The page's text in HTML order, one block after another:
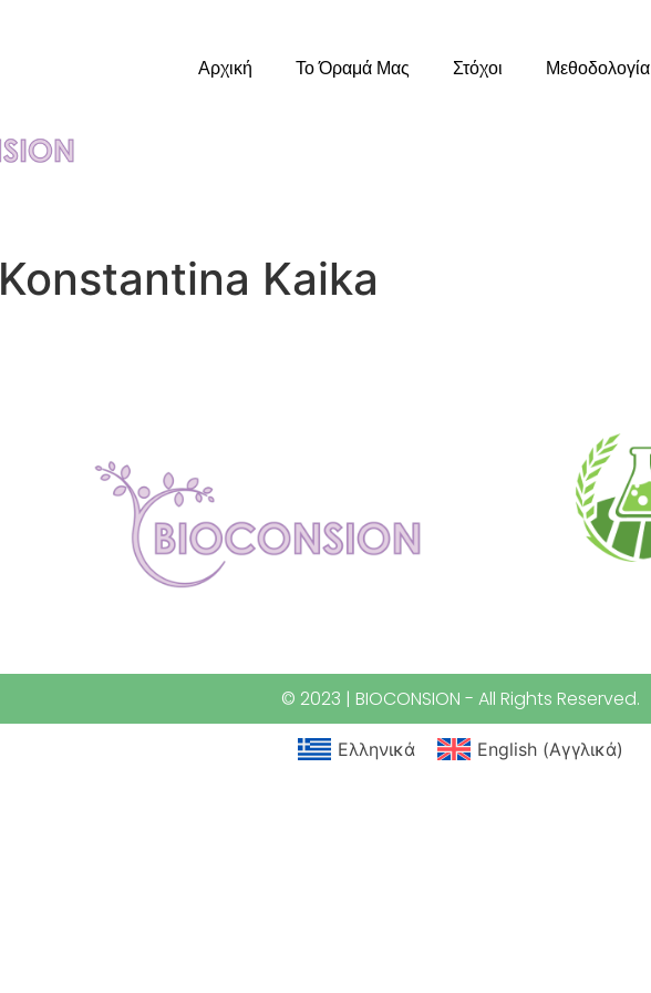
Αρχική Το Όραμά Μας Στόχοι Μεθοδολογία
Konstantina Kaika
© 2023 | BIOCONSION - All Rights Reserved.
Ελληνικά English (Αγγλικά)